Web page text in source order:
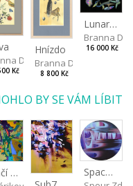
Dorota
Kč
Hnízdo
Branna Dorota
8 800 Kč
Lunar Moth
Branna
16 000 Kč
BY SE VÁM LÍBIT
Ptačí perspektiva Spaces IV